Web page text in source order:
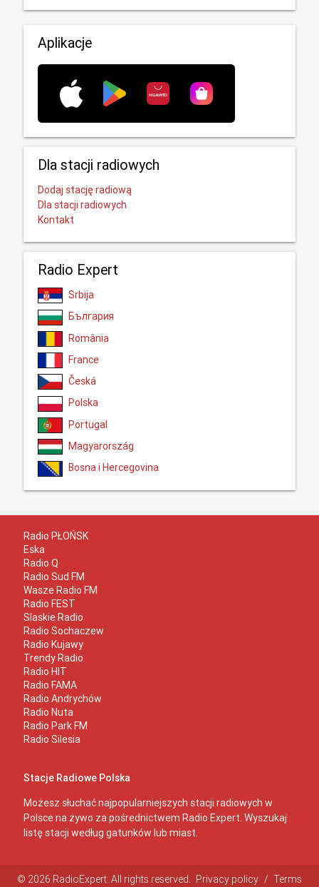
Aplikacje
Dla stacji radiowych
Dodaj stację radiową
Dla stacji radiowych
Kontakt
Radio Expert
Srbija
България
România
France
Česká
Polska
Portugal
Magyarország
Bosna i Hercegovina
Radio PŁOŃSK
Eska
Radio Q
Radio Sud FM
Wasze Radio FM
Radio FEST
Slaskie Radio
Radio Sochaczew
Radio Kujawy
Trendy Radio
Radio HIT
Radio FAMA
Radio Andrychów
Radio Nuta
Radio Park FM
Radio Silesia
Stacje Radiowe Polska
Możesz słuchać najpopularniejszych stacji radiowych w
Polsce na żywo za pośrednictwem Radio Expert. Wyszukaj
listę stacji według gatunków lub miast.
© 2026 RadioExpert. All rights reserved. Privacy policy / Terms